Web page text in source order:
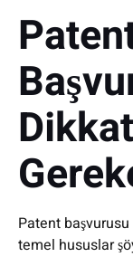
Patent
temel hususlar